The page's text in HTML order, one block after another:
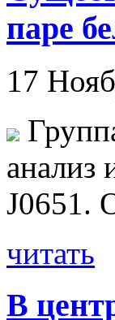
паре
17
анализ
J0651.
читать
В